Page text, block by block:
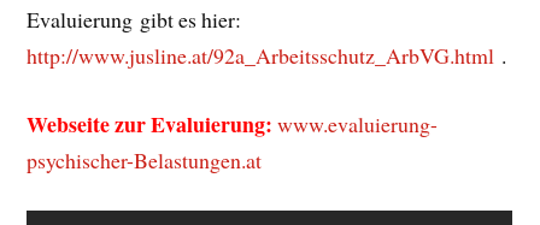
Evaluierung gibt es hier:
http://www.jusline.at/92a_Arbeitsschutz_ArbVG.html .
Webseite zur Evaluierung: www.evaluierung-
psychischer-Belastungen.at